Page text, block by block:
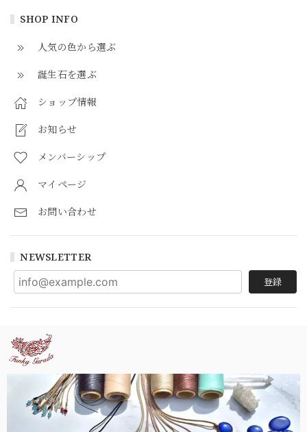
SHOP INFO
人気の色から選ぶ
誕生石を選ぶ
ショップ情報
お知らせ
メンバーシップ
マイページ
お問い合わせ
NEWSLETTER
登録